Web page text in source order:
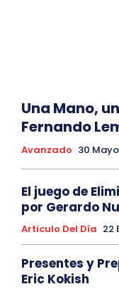
Una Mano,
Fernando
Avanzado 30
El juego de
por Gerardo
Articulo Del Día 22
Presentes y
Eric Kokish